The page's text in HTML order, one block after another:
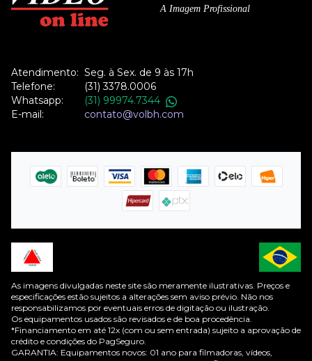
A Imagem Profissional
Atendimento: Seg. à Sex. de 9 às 17h
Telefone:
(31) 3378.0006
Whatsapp:
(31) 99974.7344
E-mail:
contato@volbh.com
As imagens divulgadas neste site são meramente ilustrativas. Preços e
especificações estão sujeitos a alterações sem aviso prévio. Não nos
responsabilizamos por eventuais erros de digitação ou ilustração.
Os equipamentos usados são revisados e de boa procedência.
*Financiamento em até 12x (com ou sem entrada) sujeito a aprovação de
crédito e condições do PagSeguro.
GARANTIA: Equipamentos novos: 01 ano para filmadoras, vídeos,